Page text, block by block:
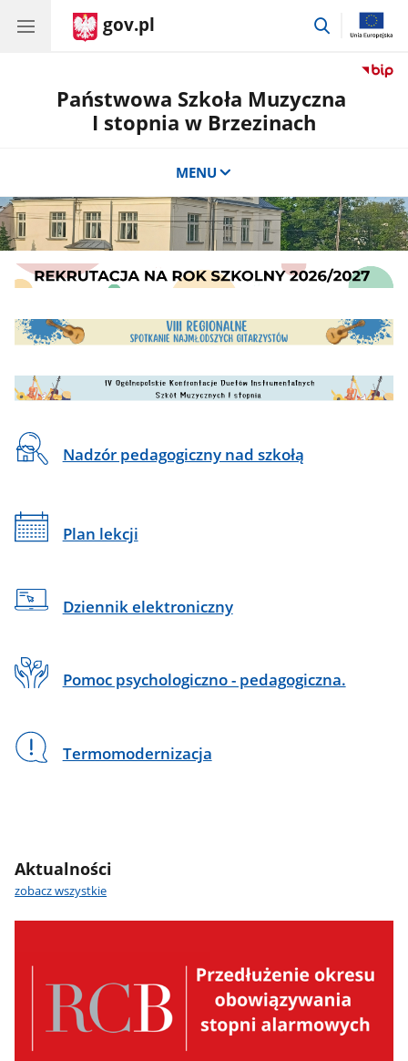
gov.pl
przejdź
Państwowa Szkoła Muzyczna
I stopnia w Brzezinach
MENU
Baner
reklamowy
Baner
reklamowy
Baner
reklamowy
na
skróty
Nadzór pedagogiczny nad szkołą
Plan lekcji
Dziennik elektroniczny
Pomoc psychologiczno - pedagogiczna.
Termomodernizacja
Aktualności
zobacz wszystkie